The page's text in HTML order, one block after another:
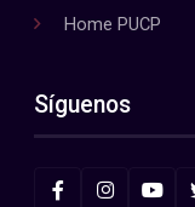
Home PUCP
Síguenos